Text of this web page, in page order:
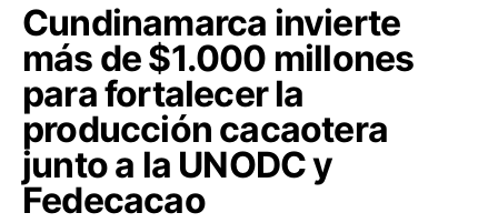
Cundinamarca invierte
más de $1.000 millones
para fortalecer la
producción cacaotera
junto a la UNODC y
Fedecacao